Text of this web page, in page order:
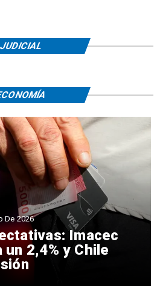
JUDICIAL
Imacec
2,4% y Chile
De 2026